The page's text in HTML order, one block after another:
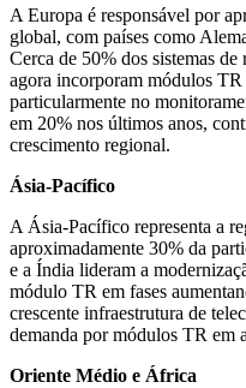
A Europa é responsável por
global, com países como
Cerca de 50% dos sistemas
agora incorporam módulos
particularmente no
em 20% nos últimos anos,
crescimento regional.
Ásia-Pacífico
A Ásia-Pacífico representa a
aproximadamente 30% da
e a Índia lideram a
módulo TR em fases
crescente infraestrutura de
demanda por módulos TR em
Oriente Médio e África